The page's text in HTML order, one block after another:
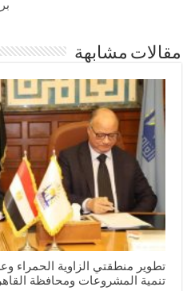
مقالات مشابهة
تطوير منطقتي الزاوية الحمراء
تنمية المشروعات ومحافظة